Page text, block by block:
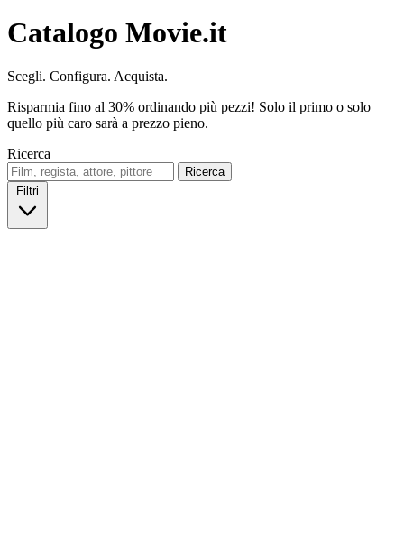
Catalogo Movie.it
Scegli. Configura. Acquista.
Risparmia fino al 30% ordinando più pezzi! Solo il primo o solo
quello più caro sarà a prezzo pieno.
Ricerca
Ricerca
Filtri